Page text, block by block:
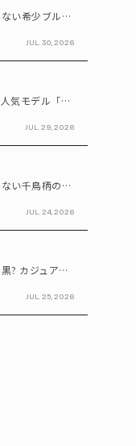
もう手に入らない希少ブルーダイヤル。55万円で狙えるカルティエ「ロンドソロXL」
JUL. 30, 2026
カルティエの人気モデル「タンクフランセーズ」。写真だけで新旧モデルを見分けられる?
JUL. 29, 2026
もう手に入らない千鳥柄の文字盤! 85万円で買えるヴィンテージロレックス「デイトジャスト Ref.69173」
JUL. 24, 2026
ビジネスなら黒? カジュアルなら白? ロレックス「エクスプローラーⅡ」の選び方
JUL. 25, 2026